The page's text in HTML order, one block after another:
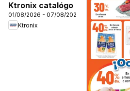
Ktronix catalógo
01/08/2026 - 07/08/2026
Ktronix